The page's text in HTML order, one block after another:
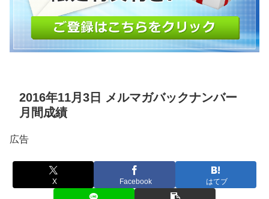
2016年11月3日 メルマガバックナンバー
月間成績
広告
X Facebook はてブ